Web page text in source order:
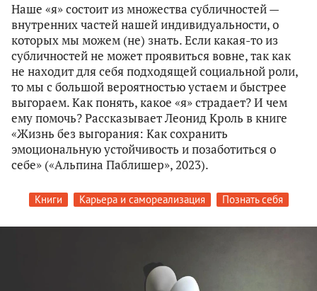
Наше «я» состоит из множества субличностей —
внутренних частей нашей индивидуальности, о
которых мы можем (не) знать. Если какая-то из
субличностей не может проявиться вовне, так как
не находит для себя подходящей социальной роли,
то мы с большой вероятностью устаем и быстрее
выгораем. Как понять, какое «я» страдает? И чем
ему помочь? Рассказывает Леонид Кроль в книге
«Жизнь без выгорания: Как сохранить
эмоциональную устойчивость и позаботиться о
себе» («Альпина Паблишер», 2023).
Книги Карьера и самореализация Познать себя